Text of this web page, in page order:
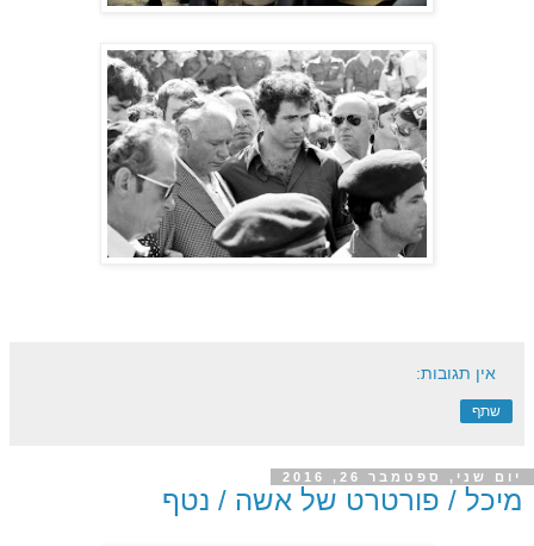
אין תגובות:
שתף
יום שני, ספטמבר 26, 2016
מיכל / פורטרט של אשה / נטף